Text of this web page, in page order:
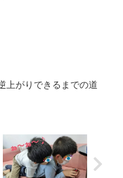
がりできるまでの道